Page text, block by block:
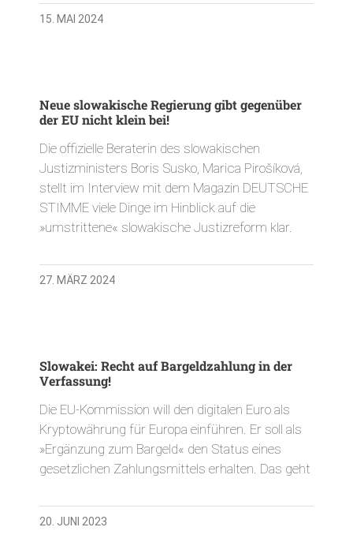
15. MAI 2024
Neue slowakische Regierung gibt gegenüber
der EU nicht klein bei!
Die offizielle Beraterin des slowakischen
Justizministers Boris Susko, Marica Pirošíková,
stellt im Interview mit dem Magazin DEUTSCHE
STIMME viele Dinge im Hinblick auf die
»umstrittene« slowakische Justizreform klar.
27. MÄRZ 2024
Slowakei: Recht auf Bargeldzahlung in der
Verfassung!
Die EU-Kommission will den digitalen Euro als
Kryptowährung für Europa einführen. Er soll als
»Ergänzung zum Bargeld« den Status eines
gesetzlichen Zahlungsmittels erhalten. Das geht
20. JUNI 2023